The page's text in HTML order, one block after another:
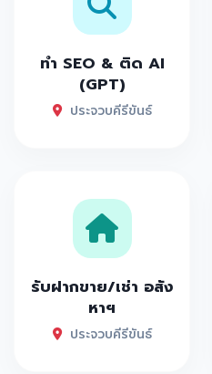
ทำ SEO & ติด AI
(GPT)
ประจวบคีรีขันธ์
รับฝากขาย/เช่า อสัง
หาฯ
ประจวบคีรีขันธ์